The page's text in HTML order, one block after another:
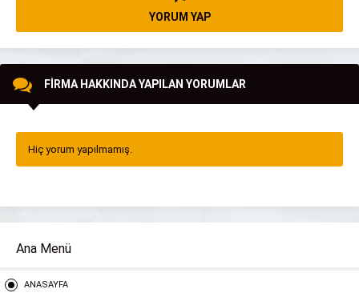
YORUM YAP
FİRMA HAKKINDA YAPILAN YORUMLAR
Hiç yorum yapılmamış.
Ana Menü
ANASAYFA